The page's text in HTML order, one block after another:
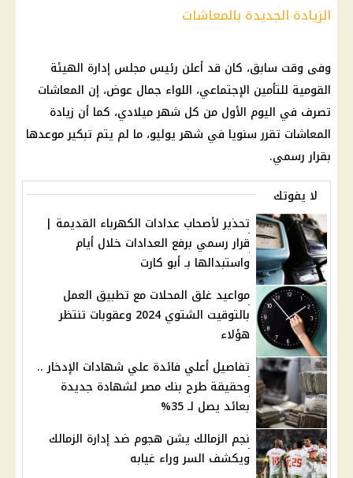
الزيادة الجديدة بالمعاشات
وفى وقت سابق، كان قد أعلن رئيس مجلس إدارة الهيئة
القومية للتأمين الإجتماعي، اللواء جمال عوض، إن المعاشات
تصرف في اليوم الأول من كل شهر ميلادي، كما أن زيادة
المعاشات تقرر سنويا في شهر يوليو، ما لم يتم تبكير موعدها
بقرار رسمي.
لا يفوتك
تحذير لأصحاب عدادات الكهرباء القديمة |
قرار رسمي برفع العدادات خلال أيام
واستبدالها بـ أبو كارت
مواعيد غلق المحلات مع تطبيق العمل
بالتوقيت الشتوي 2024 وعقوبات تنتظر
هؤلاء
تفاصيل أعلي فائدة علي شهادات الإدخار ..
وحقيقة طرح بنك مصر لشهادة جديدة
بعائد يصل لـ 35%
نجم الزمالك يشن هجوم ضد إدارة الزمالك
ويكشف السر وراء غيابه